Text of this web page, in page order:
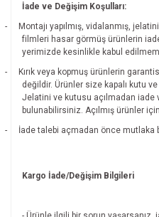
İade ve Değişim Koşulları:
-
Montajı yapılmış, vidalanmış,
filmleri hasar görmüş ürünlerin
yerimizde kesinlikle kabul
-
Kırık veya kopmuş ürünlerin
değildir. Ürünler size kapalı kutu
Jelatini ve kutusu açılmadan iade
bulunabilirsiniz. Açılmış ürünler
-
İade talebi açmadan önce
Kargo İade/Değişim Bilgileri